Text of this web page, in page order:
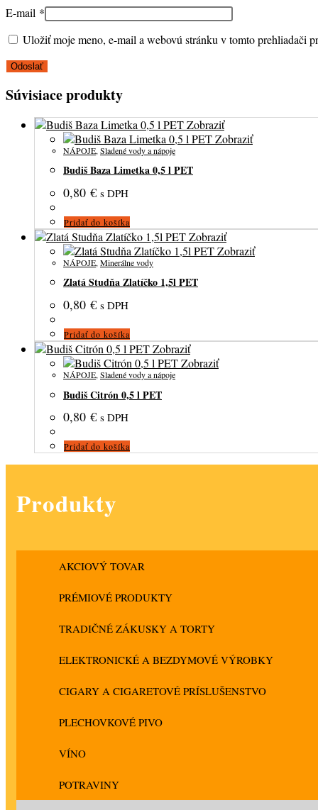
E-mail *
Uložiť moje meno, e-mail a webovú stránku v tomto prehliadači
Súvisiace produkty
Zobraziť
Zobraziť
NÁPOJE, Sladené vody a nápoje
Budiš Baza Limetka 0,5 l PET
0,80 € s DPH
Pridať do košíka
Zobraziť
Zobraziť
NÁPOJE, Minerálne vody
Zlatá Studňa Zlatíčko 1,5l PET
0,80 € s DPH
Pridať do košíka
Zobraziť
Zobraziť
NÁPOJE, Sladené vody a nápoje
Budiš Citrón 0,5 l PET
0,80 € s DPH
Pridať do košíka
Produkty
AKCIOVÝ TOVAR
PRÉMIOVÉ PRODUKTY
TRADIČNÉ ZÁKUSKY A TORTY
ELEKTRONICKÉ A BEZDYMOVÉ VÝROBKY
CIGARY A CIGARETOVÉ PRÍSLUŠENSTVO
PLECHOVKOVÉ PIVO
VÍNO
POTRAVINY